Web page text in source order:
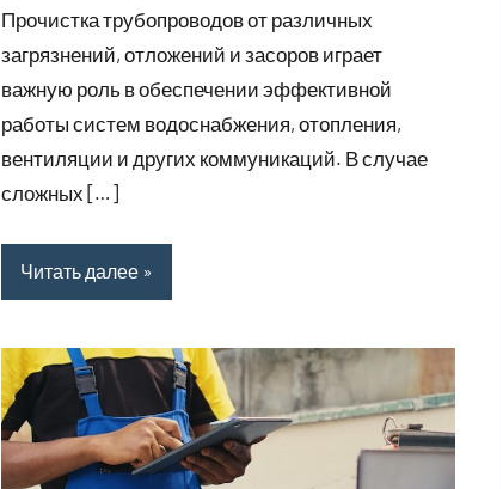
Прочистка трубопроводов от различных
загрязнений, отложений и засоров играет
важную роль в обеспечении эффективной
работы систем водоснабжения, отопления,
вентиляции и других коммуникаций. В случае
сложных […]
Читать далее